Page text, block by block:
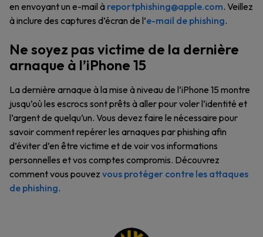
en envoyant un e-mail à reportphishing@apple.com. Veillez
à inclure des captures d’écran de l’e-mail de phishing.
Ne soyez pas victime de la dernière
arnaque à l’iPhone 15
La dernière arnaque à la mise à niveau de l’iPhone 15 montre
jusqu’où les escrocs sont prêts à aller pour voler l’identité et
l’argent de quelqu’un. Vous devez faire le nécessaire pour
savoir comment repérer les arnaques par phishing afin
d’éviter d’en être victime et de voir vos informations
personnelles et vos comptes compromis. Découvrez
comment vous pouvez vous protéger contre les attaques
de phishing.